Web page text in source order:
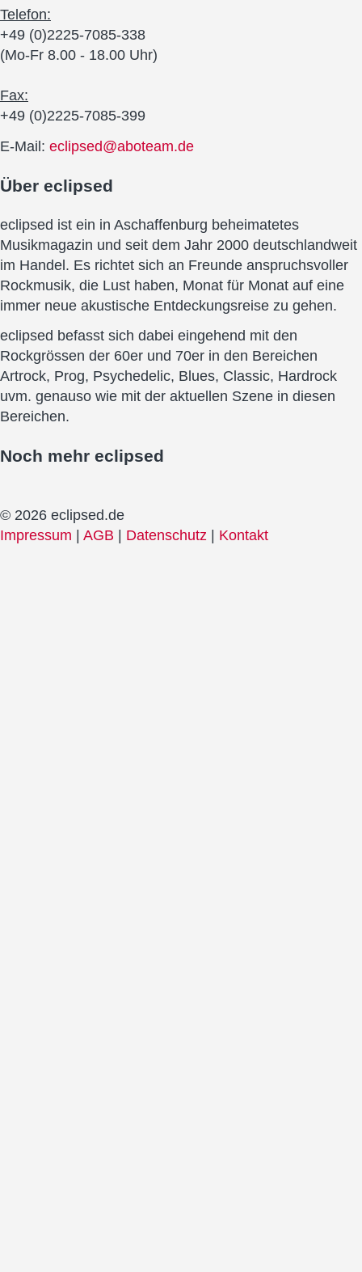
Telefon:
+49 (0)2225-7085-338
(Mo-Fr 8.00 - 18.00 Uhr)
Fax:
+49 (0)2225-7085-399
E-Mail: eclipsed@aboteam.de
Über eclipsed
eclipsed ist ein in Aschaffenburg beheimatetes
Musikmagazin und seit dem Jahr 2000 deutschlandweit
im Handel. Es richtet sich an Freunde anspruchsvoller
Rockmusik, die Lust haben, Monat für Monat auf eine
immer neue akustische Entdeckungsreise zu gehen.
eclipsed befasst sich dabei eingehend mit den
Rockgrössen der 60er und 70er in den Bereichen
Artrock, Prog, Psychedelic, Blues, Classic, Hardrock
uvm. genauso wie mit der aktuellen Szene in diesen
Bereichen.
Noch mehr eclipsed
© 2026 eclipsed.de
Impressum
AGB Datenschutz Kontakt